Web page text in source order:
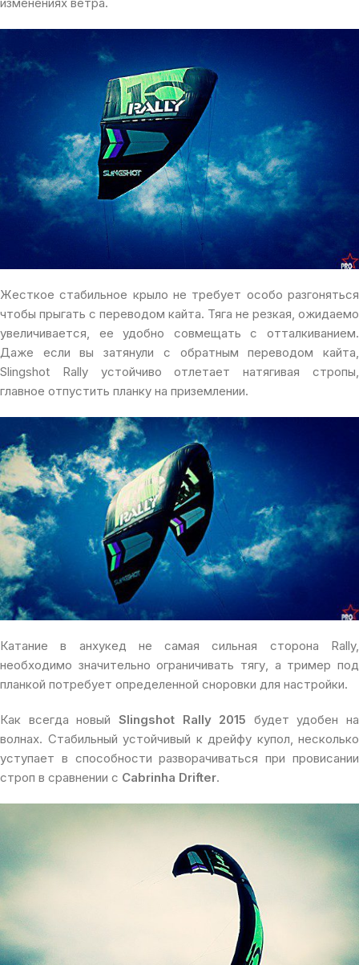
изменениях ветра.
Жесткое стабильное крыло не требует особо разгоняться
чтобы прыгать с переводом кайта. Тяга не резкая, ожидаемо
увеличивается, ee удобно совмещать с отталкиванием.
Даже если вы затянули с обратным переводом кайта,
Slingshot Rally устойчиво отлетает натягивая стропы,
главное отпустить планку на приземлении.
Катание в анхукед не самая сильная сторона Rally,
необходимо значительно ограничивать тягу, а тример под
планкой потребует определенной сноровки для настройки.
Как всегда новый Slingshot Rally 2015 будет удобен на
волнах. Стабильный устойчивый к дрейфу купол, несколько
уступает в способности разворачиваться при провисании
строп в сравнении с Cabrinha Drifter.